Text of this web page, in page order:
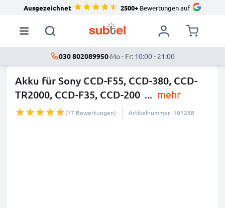
Ausgezeichnet 2500+Bewertungen auf
030 802089950·Mo - Fr: 10:00 - 21:00
Akku für Sony CCD-F55, CCD-380, CCD-
TR2000, CCD-F35, CCD-200 ... mehr
(17 Bewertungen) Artikelnummer: 101288